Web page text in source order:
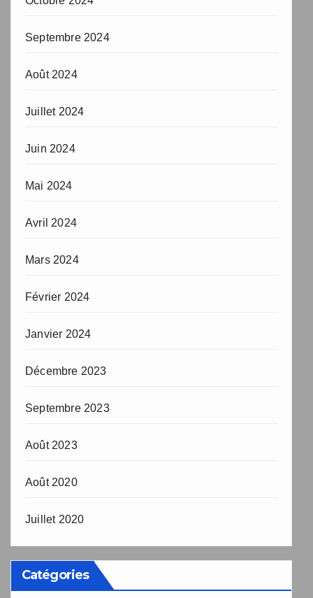
Septembre 2024
Août 2024
Juillet 2024
Juin 2024
Mai 2024
Avril 2024
Mars 2024
Février 2024
Janvier 2024
Décembre 2023
Septembre 2023
Août 2023
Août 2020
Juillet 2020
Catégories